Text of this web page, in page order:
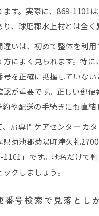
ます。実際に、869-1101
、球磨郡水上村とは全く
違いは、初めて整体を利用
方によく見られます。特に
号を正確に把握していない
が重要です。正しい郵便
や配送の手続きにも直結
、肩専門ケアセンター カ
県菊池郡菊陽町津久礼
1101」です。地名だけで
クしましょう。
番号検索で見落とし